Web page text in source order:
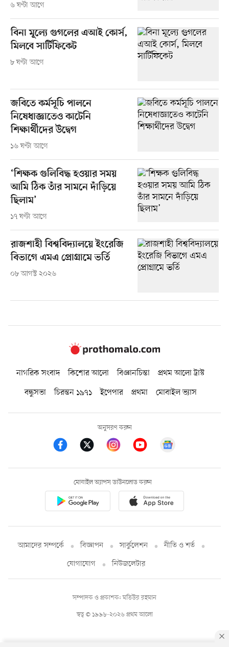
৬ ঘণ্টা আগে
বিনা মূল্যে গুগলের এআই কোর্স,
মিলবে সার্টিফিকেট
৮ ঘণ্টা আগে
জবিতে কর্মসূচি পালনে
নিষেধাজ্ঞাতেও কাটেনি
শিক্ষার্থীদের উদ্বেগ
১৬ ঘণ্টা আগে
‘শিক্ষক গুলিবিদ্ধ হওয়ার সময়
আমি ঠিক তাঁর সামনে দাঁড়িয়ে
ছিলাম’
১৭ ঘণ্টা আগে
রাজশাহী বিশ্ববিদ্যালয়ে ইংরেজি
বিভাগে এমএ প্রোগ্রামে ভর্তি
০৮ আগস্ট ২০২৬
নাগরিক সংবাদ কিশোর আলো বিজ্ঞানচিন্তা
প্রথম আলো ট্রাস্ট
বন্ধুসভা
চিরন্তন ১৯৭১ ইপেপার প্রথমা মোবাইল ভ্যাস
অনুসরণ করুন
মোবাইল অ্যাপস ডাউনলোড করুন
আমাদের সম্পর্কে বিজ্ঞাপন সার্কুলেশন
নীতি ও শর্ত
যোগাযোগ
নিউজলেটার
স্বত্ব © ১৯৯৮-২০২৬ প্রথম আলো
সম্পাদক ও প্রকাশক: মতিউর রহমান